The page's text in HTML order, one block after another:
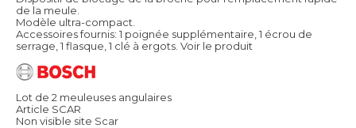
de la meule.
Modèle ultra-compact.
Accessoires fournis: 1 poignée supplémentaire, 1 écrou de
serrage, 1 flasque, 1 clé à ergots. Voir le produit
Lot de 2 meuleuses angulaires
Article SCAR
Non visible site Scar